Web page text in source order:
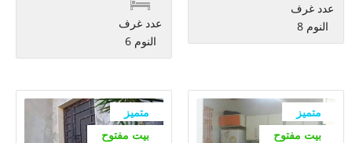
عدد غرف
النوم 8
عدد غرف
النوم 6
متميز
بيت مفتوح
متميز
بيت مفتوح